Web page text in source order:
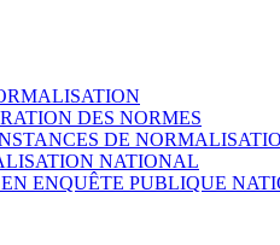
DES NORMES
DE
NATIONAL
EN ENQUÊTE PUBLIQUE